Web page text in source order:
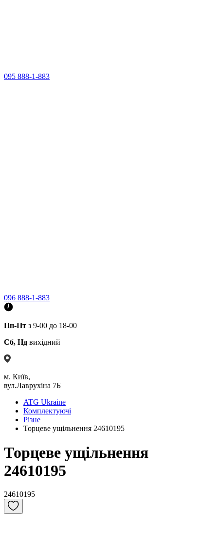
095 888-1-883
096 888-1-883
Пн-Пт з 9-00 до 18-00
Сб, Нд вихідний
м. Київ,
вул.Лаврухіна 7Б
ATG Ukraine
Комплектуючі
Різне
Торцеве ущільнення 24610195
Торцеве ущільнення
24610195
24610195